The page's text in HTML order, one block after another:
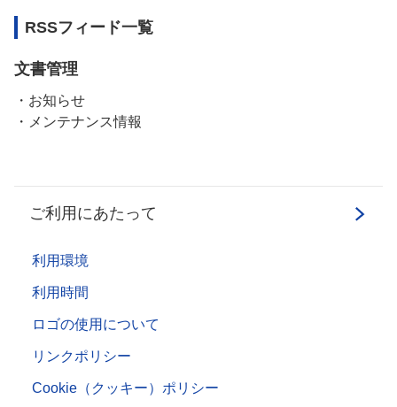
RSSフィード一覧
文書管理
お知らせ
メンテナンス情報
ご利用にあたって
利用環境
利用時間
ロゴの使用について
リンクポリシー
Cookie（クッキー）ポリシー